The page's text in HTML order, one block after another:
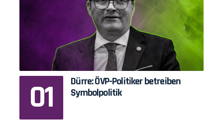
Dürre: ÖVP-Politiker betreiben
Symbolpolitik